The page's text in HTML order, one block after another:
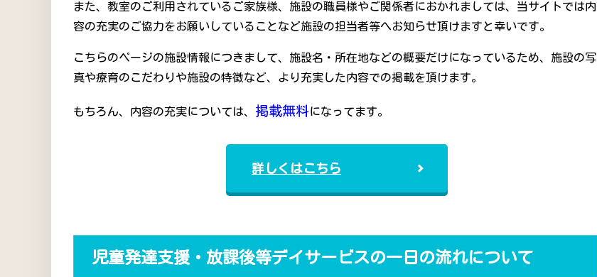
また、教室のご利用されているご家族様、施設の職員様やご関係者におかれましては、当サイトでは内
容の充実のご協力をお願いしていることなど施設の担当者等へお知らせ頂けますと幸いです。
こちらのページの施設情報につきまして、施設名・所在地などの概要だけになっているため、施設の写
真や療育のこだわりや施設の特徴など、より充実した内容での掲載を頂けます。
もちろん、内容の充実については、 掲載無料になってます。
詳しくはこちら
児童発達支援・放課後等デイサービスの一日の流れについて